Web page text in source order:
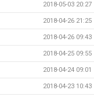
2018-05-03 20:27
2018-04-26 21:25
2018-04-26 09:43
2018-04-25 09:55
2018-04-24 09:01
2018-04-23 10:43